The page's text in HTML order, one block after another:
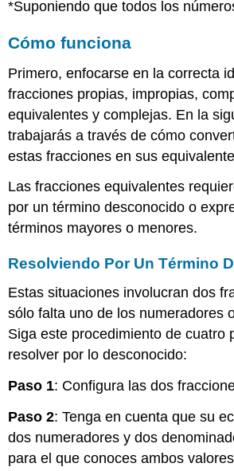
*Suponiendo que todos los
Cómo funciona
Primero, enfocarse en la correcta
fracciones propias, impropias,
equivalentes y complejas. En la
trabajarás a través de cómo
estas fracciones en sus
Las fracciones equivalentes
por un término desconocido o
términos mayores o menores.
Resolviendo Por Un Término
Estas situaciones involucran dos
sólo falta uno de los numeradores
Siga este procedimiento de cuatro
resolver por lo desconocido:
Paso 1: Configura las dos
Paso 2: Tenga en cuenta que su
dos numeradores y dos
para el que conoces ambos